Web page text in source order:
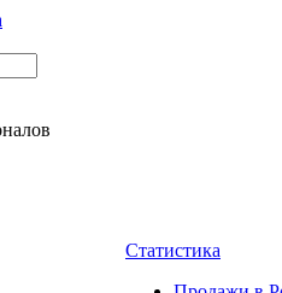
Статистика